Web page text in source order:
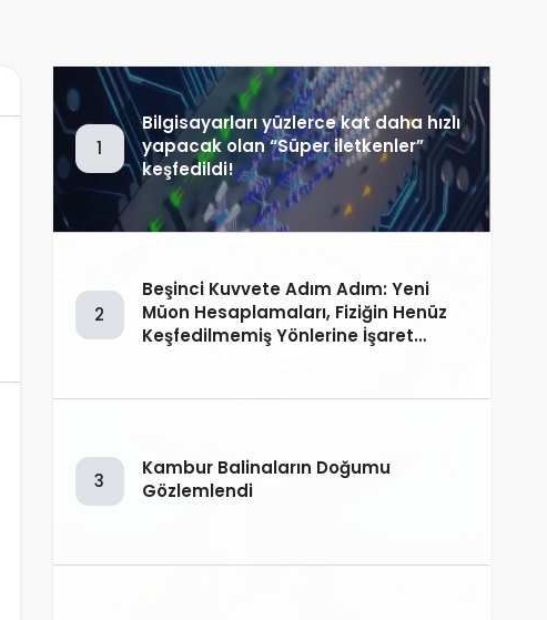
1
Bilgisayarları yüzlerce kat daha hızlı
yapacak olan “Süper iletkenler”
keşfedildi!
2
Beşinci Kuvvete Adım Adım: Yeni
Müon Hesaplamaları, Fiziğin Henüz
Keşfedilmemiş Yönlerine İşaret
3
Kambur Balinaların Doğumu
Gözlemlendi